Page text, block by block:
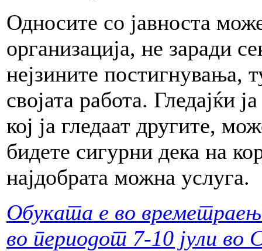
Односите со јавноста
организација, не заради
нејзините постигнувања,
својата работа. Гледајќи
кој ја гледаат другите,
бидете сигурни дека на
најдобрата можна услуга.
Обуката е во
во периодот 7-10 јули во